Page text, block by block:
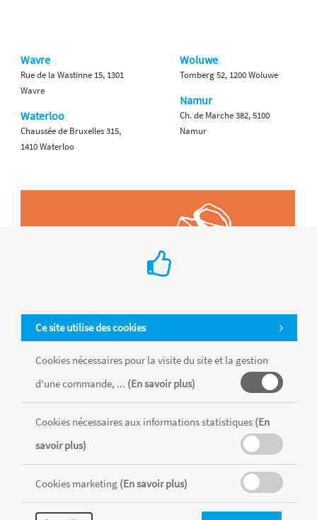
Ce site utilise des cookies
Cookies nécessaires pour la visite du site et la gestion
d'une commande, ... (En savoir plus)
Cookies nécessaires aux informations statistiques (En
savoir plus)
Cookies marketing (En savoir plus)
Wavre
Rue de la Wastinne 15, 1301
Wavre
Waterloo
Chaussée de Bruxelles 315,
1410 Waterloo
Woluwe
Tomberg 52, 1200 Woluwe
Namur
Ch. de Marche 382, 5100
Namur
Tous les produits sont vendus dans la limite des stocks disponibles de
chaque magasin, toutes taxes comprises.
MENTIONS LÉGALES CONDITIONS GÉNÉRALES